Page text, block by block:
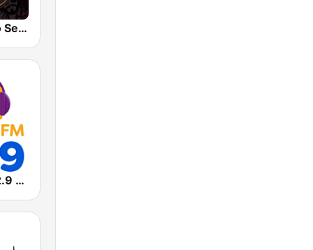
Rádio Buteco Sertanejo
Massa FM 92.9 - São Paulo